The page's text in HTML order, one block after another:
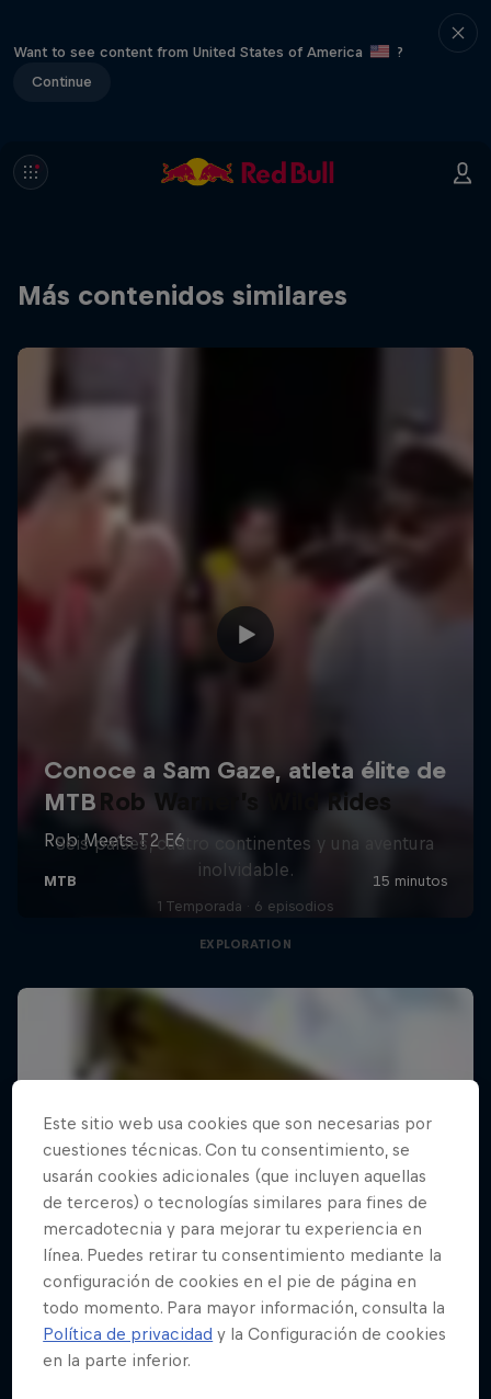
Want to see content from United States of America
?
Continue
Más contenidos similares
Rob Warner’s Wild Rides
Seis países, cuatro continentes y una aventura
inolvidable.
1 Temporada · 6 episodios
EXPLORATION
Este sitio web usa cookies que son necesarias por
cuestiones técnicas. Con tu consentimiento, se
usarán cookies adicionales (que incluyen aquellas
de terceros) o tecnologías similares para fines de
mercadotecnia y para mejorar tu experiencia en
línea. Puedes retirar tu consentimiento mediante la
configuración de cookies en el pie de página en
todo momento. Para mayor información, consulta la
Política de privacidad y la Configuración de cookies
en la parte inferior.